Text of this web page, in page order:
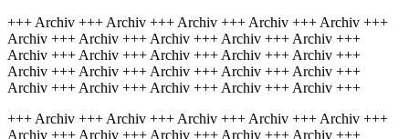
+++ Archiv +++ Archiv +++ Archiv +++ Archiv +++ Archiv +++
Archiv +++ Archiv +++ Archiv +++ Archiv +++ Archiv +++
Archiv +++ Archiv +++ Archiv +++ Archiv +++ Archiv +++
Archiv +++ Archiv +++ Archiv +++ Archiv +++ Archiv +++
Archiv +++ Archiv +++ Archiv +++ Archiv +++ Archiv +++
+++ Archiv +++ Archiv +++ Archiv +++ Archiv +++ Archiv +++
Archiv +++ Archiv +++ Archiv +++ Archiv +++ Archiv +++